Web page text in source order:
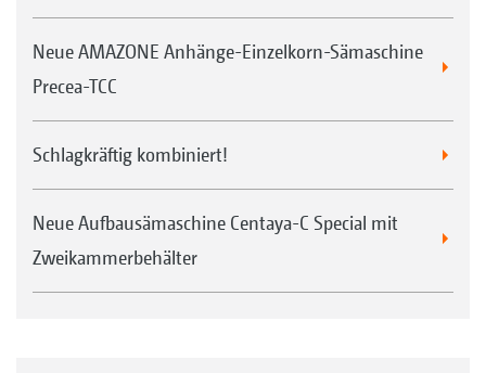
Neue AMAZONE Anhänge-Einzelkorn-Sämaschine
Precea-TCC
Schlagkräftig kombiniert!
Neue Aufbausämaschine Centaya-C Special mit
Zweikammerbehälter